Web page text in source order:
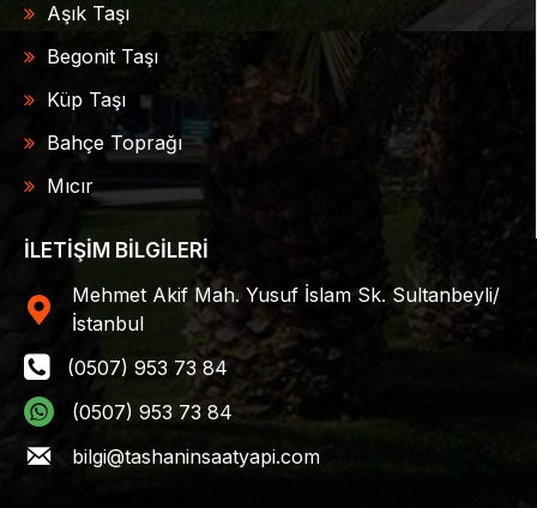
Aşık Taşı
Begonit Taşı
Küp Taşı
Bahçe Toprağı
Mıcır
İLETİŞİM BİLGİLERİ
Mehmet Akif Mah. Yusuf İslam Sk. Sultanbeyli/
İstanbul
(0507) 953 73 84
(0507) 953 73 84
bilgi@tashaninsaatyapi.com